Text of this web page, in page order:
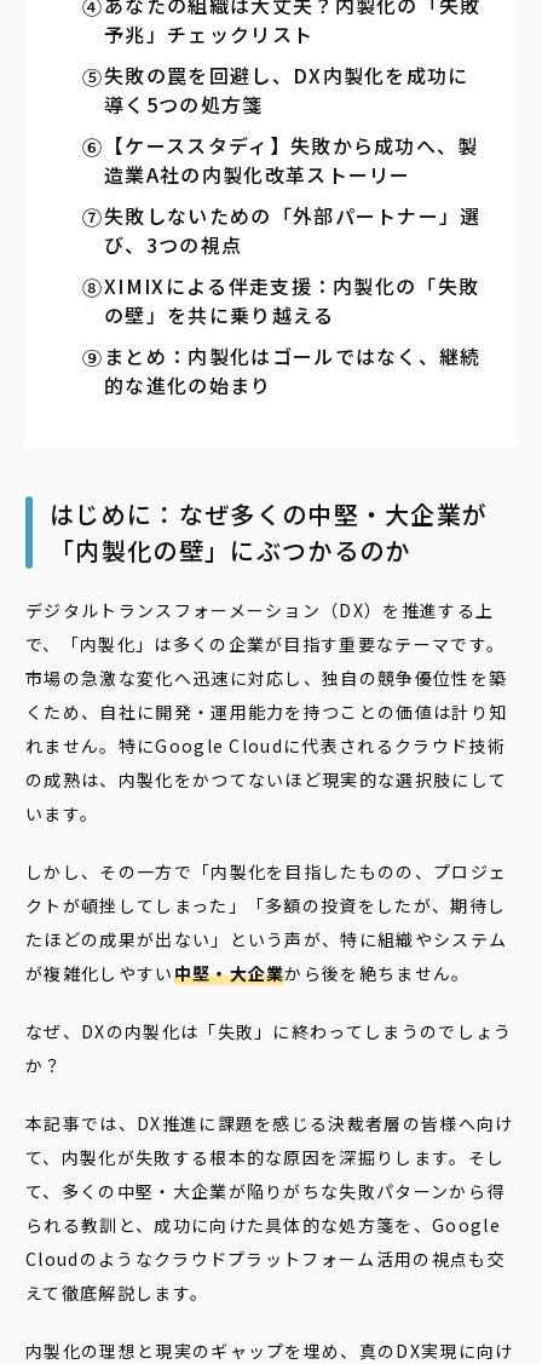
予兆」チェックリスト
失敗の罠を回避し、DX内製化を成功に
導く5つの処方箋
【ケーススタディ】失敗から成功へ、製
造業A社の内製化改革ストーリー
失敗しないための「外部パートナー」選
び、3つの視点
XIMIXによる伴走支援：内製化の「失敗
の壁」を共に乗り越える
まとめ：内製化はゴールではなく、継続
的な進化の始まり
はじめに：なぜ多くの中堅・大企業が
「内製化の壁」にぶつかるのか
デジタルトランスフォーメーション（DX）を推進する上
で、「内製化」は多くの企業が目指す重要なテーマです。
市場の急激な変化へ迅速に対応し、独自の競争優位性を築
くため、自社に開発・運用能力を持つことの価値は計り知
れません。特にGoogle Cloudに代表されるクラウド技術
の成熟は、内製化をかつてないほど現実的な選択肢にして
います。
しかし、その一方で「内製化を目指したものの、プロジェ
クトが頓挫してしまった」「多額の投資をしたが、期待し
たほどの成果が出ない」という声が、特に組織やシステム
が複雑化しやすい中堅・大企業から後を絶ちません。
なぜ、DXの内製化は「失敗」に終わってしまうのでしょう
か？
本記事では、DX推進に課題を感じる決裁者層の皆様へ向け
て、内製化が失敗する根本的な原因を深掘りします。そし
て、多くの中堅・大企業が陥りがちな失敗パターンから得
られる教訓と、成功に向けた具体的な処方箋を、Google
Cloudのようなクラウドプラットフォーム活用の視点も交
えて徹底解説します。
内製化の理想と現実のギャップを埋め、真のDX実現に向け